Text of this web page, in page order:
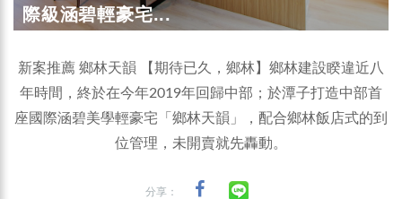
際級涵碧輕豪宅...
新案推薦 鄉林天韻 【期待已久，鄉林】鄉林建設睽違近八
年時間，終於在今年2019年回歸中部；於潭子打造中部首
座國際涵碧美學輕豪宅「鄉林天韻」，配合鄉林飯店式的到
位管理，未開賣就先轟動。
分享：